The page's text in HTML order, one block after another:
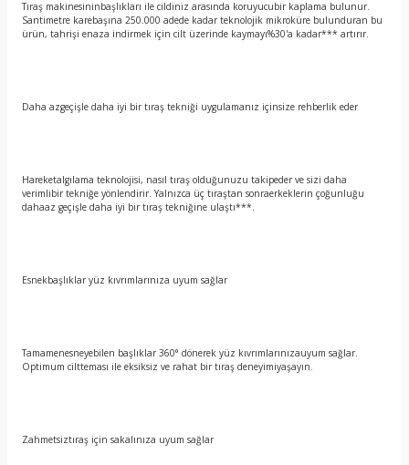
Tıraş makinesininbaşlıkları ile cildiniz arasında koruyucubir kaplama bulunur.
Santimetre karebaşına 250.000 adede kadar teknolojik mikroküre bulunduran bu
ürün, tahrişi enaza indirmek için cilt üzerinde kaymayı%30'a kadar*** artırır.
Daha azgeçişle daha iyi bir tıraş tekniği uygulamanız içinsize rehberlik eder
Hareketalgılama teknolojisi, nasıl tıraş olduğunuzu takipeder ve sizi daha
verimlibir tekniğe yönlendirir. Yalnızca üç tıraştan sonraerkeklerin çoğunluğu
dahaaz geçişle daha iyi bir tıraş tekniğine ulaştı***.
Esnekbaşlıklar yüz kıvrımlarınıza uyum sağlar
Tamamenesneyebilen başlıklar 360° dönerek yüz kıvrımlarınızauyum sağlar.
Optimum ciltteması ile eksiksiz ve rahat bir tıraş deneyimiyaşayın.
Zahmetsiztıraş için sakalınıza uyum sağlar